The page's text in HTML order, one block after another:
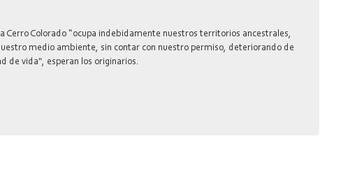
Cerro Colorado “ocupa indebidamente nuestros territorios ancestrales,
medio ambiente, sin contar con nuestro permiso, deteriorando de
de vida", esperan los originarios.